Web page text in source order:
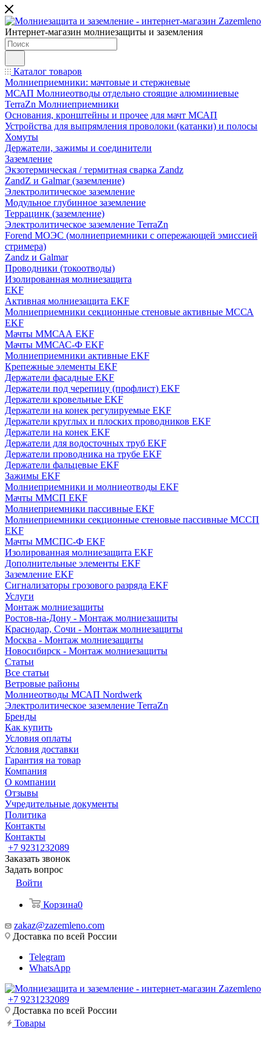
Интернет-магазин молниезащиты и заземления
Каталог товаров
Молниеприемники: мачтовые и стержневые
МСАП Молниеотводы отдельно стоящие алюминиевые
TerraZn Молниеприемники
Основания, кронштейны и прочее для мачт МСАП
Устройства для выпрямления проволоки (катанки) и полосы
Хомуты
Держатели, зажимы и соединители
Заземление
Экзотермическая / термитная сварка Zandz
ZandZ и Galmar (заземление)
Электролитическое заземление
Модульное глубинное заземление
Террацинк (заземление)
Электролитическое заземление TerraZn
Forend МОЭС (молниеприемники с опережающей эмиссией
стримера)
Zandz и Galmar
Проводники (токоотводы)
Изолированная молниезащита
EKF
Активная молниезащита EKF
Молниеприемники секционные стеновые активные МССА
EKF
Мачты ММСАА EKF
Мачты ММСАС-Ф EKF
Молниеприемники активные EKF
Крепежные элементы EKF
Держатели фасадные EKF
Держатели под черепицу (профлист) EKF
Держатели кровельные EKF
Держатели на конек регулируемые EKF
Держатели круглых и плоских проводников EKF
Держатели на конек EKF
Держатели для водосточных труб EKF
Держатели проводника на трубе EKF
Держатели фальцевые EKF
Зажимы EKF
Молниеприемники и молниеотводы EKF
Мачты ММСП EKF
Молниеприемники пассивные EKF
Молниеприемники секционные стеновые пассивные МССП
EKF
Мачты ММСПС-Ф EKF
Изолированная молниезащита EKF
Дополнительные элементы EKF
Заземление EKF
Сигнализаторы грозового разряда EKF
Услуги
Монтаж молниезащиты
Ростов-на-Дону - Монтаж молниезащиты
Краснодар, Сочи - Монтаж молниезащиты
Москва - Монтаж молниезащиты
Новосибирск - Монтаж молниезащиты
Статьи
Все статьи
Ветровые районы
Молниеотводы МСАП Nordwerk
Электролитическое заземление TerraZn
Бренды
Как купить
Условия оплаты
Условия доставки
Гарантия на товар
Компания
О компании
Отзывы
Учредительные документы
Политика
Контакты
Контакты
+7 9231232089
Заказать звонок
Задать вопрос
Войти
Корзина0
zakaz@zazemleno.com
Доставка по всей России
Telegram
WhatsApp
+7 9231232089
Доставка по всей России
Товары